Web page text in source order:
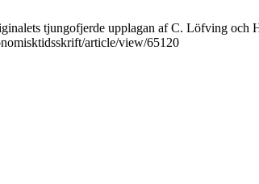
tjungofjerde upplagan af C. Löfving
article/view/65120